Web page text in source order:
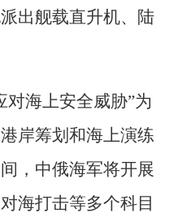
出舰载直升机、陆
对海上安全威胁”为
岸筹划和海上演练
，中俄海军将开展
海打击等多个科目